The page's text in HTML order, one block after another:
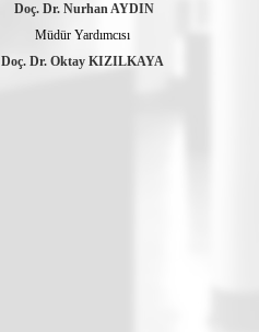
Doç. Dr. Nurhan AYDIN
Müdür Yardımcısı
Doç. Dr. Oktay KIZILKAYA